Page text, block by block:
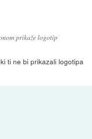
prikaže logotip
ti ne bi prikazali logotipa